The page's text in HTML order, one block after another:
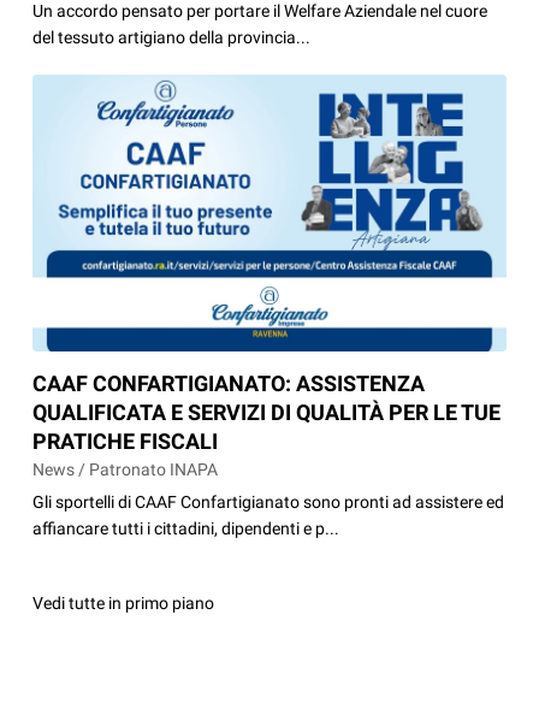
Un accordo pensato per portare il Welfare Aziendale nel cuore
del tessuto artigiano della provincia...
CAAF CONFARTIGIANATO: ASSISTENZA
QUALIFICATA E SERVIZI DI QUALITÀ PER LE TUE
PRATICHE FISCALI
News / Patronato INAPA
Gli sportelli di CAAF Confartigianato sono pronti ad assistere ed
affiancare tutti i cittadini, dipendenti e p...
Vedi tutte in primo piano